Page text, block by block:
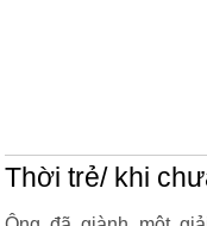
Thời trẻ/ khi